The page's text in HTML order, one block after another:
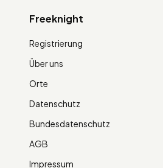
Freeknight
Registrierung
Über uns
Orte
Datenschutz
Bundesdatenschutz
AGB
Impressum